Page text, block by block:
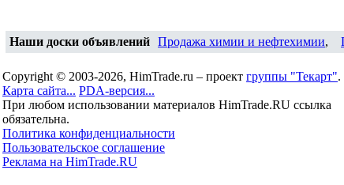
Наши доски объявлений Продажа химии и нефтехимии,
Copyright © 2003-2026, HimTrade.ru – проект группы "Текарт".
Карта сайта... PDA-версия...
При любом использовании материалов HimTrade.RU ссылка
обязательна.
Политика конфиденциальности
Пользовательское соглашение
Реклама на HimTrade.RU